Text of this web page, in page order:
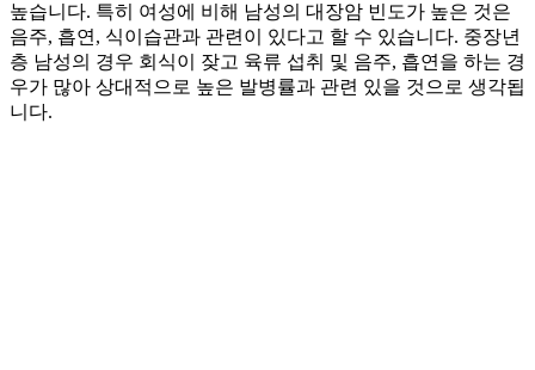
높습니다. 특히 여성에 비해 남성의 대장암 빈도가 높은 것은
음주, 흡연, 식이습관과 관련이 있다고 할 수 있습니다. 중장년
층 남성의 경우 회식이 잦고 육류 섭취 및 음주, 흡연을 하는 경
우가 많아 상대적으로 높은 발병률과 관련 있을 것으로 생각됩
니다.